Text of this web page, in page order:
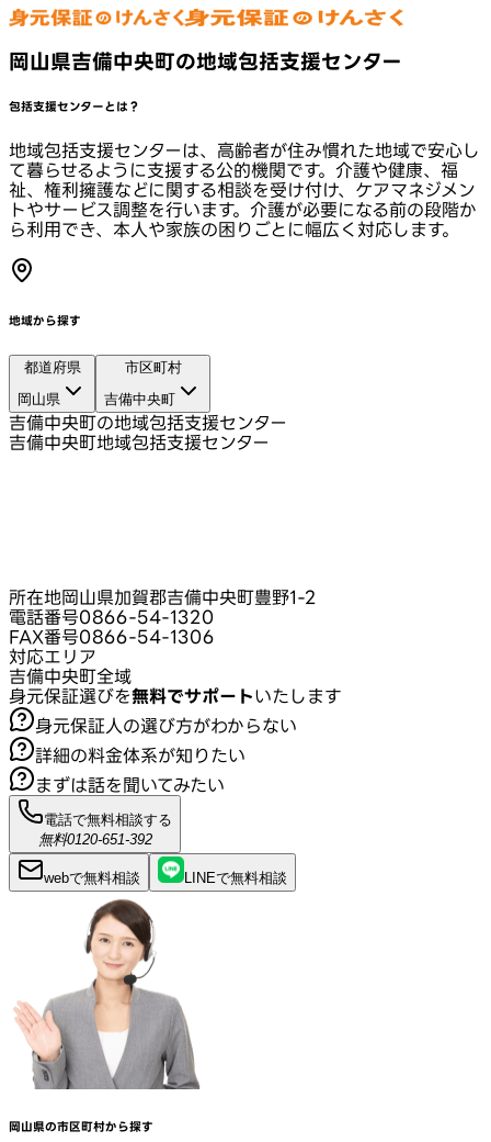
岡山県吉備中央町の地域包括支援センター
包括支援センターとは？
地域包括支援センターは、高齢者が住み慣れた地域で安心し
て暮らせるように支援する公的機関です。介護や健康、福
祉、権利擁護などに関する相談を受け付け、ケアマネジメン
トやサービス調整を行います。介護が必要になる前の段階か
ら利用でき、本人や家族の困りごとに幅広く対応します。
地域から探す
都道府県
岡山県
市区町村
吉備中央町
吉備中央町の地域包括支援センター
吉備中央町地域包括支援センター
所在地岡山県加賀郡吉備中央町豊野1-2
電話番号0866-54-1320
FAX番号0866-54-1306
対応エリア
吉備中央町全域
身元保証選びを無料でサポートいたします
身元保証人の選び方がわからない
詳細の料金体系が知りたい
まずは話を聞いてみたい
電話で無料相談する
無料0120-651-392
webで無料相談 LINEで無料相談
岡山県の市区町村から探す